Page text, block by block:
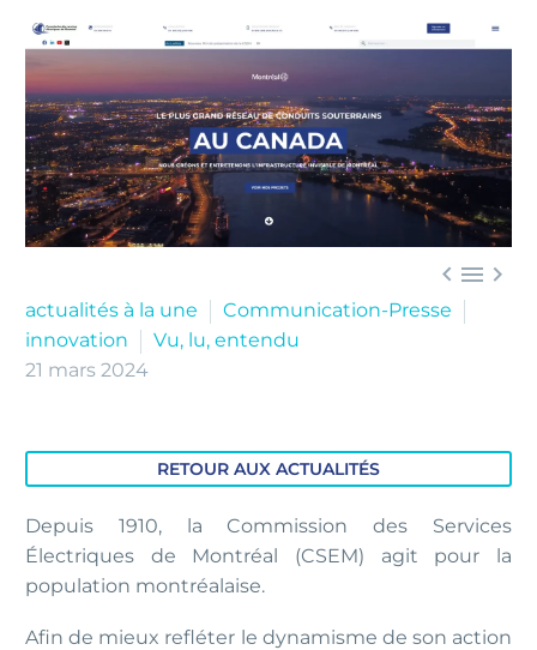
  
actualités à la une
Communication-Presse
innovation
Vu, lu, entendu
21 mars 2024
RETOUR AUX ACTUALITÉS
Depuis 1910, la Commission des Services
Électriques de Montréal (CSEM) agit pour la
population montréalaise.
Afin de mieux refléter le dynamisme de son action